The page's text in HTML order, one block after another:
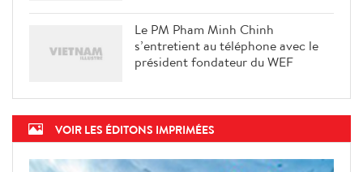
Le PM Pham Minh Chinh
s’entretient au téléphone avec le
président fondateur du WEF
VOIR LES ÉDITONS IMPRIMÉES